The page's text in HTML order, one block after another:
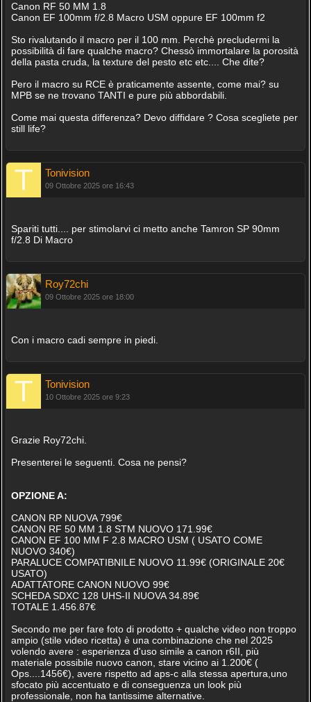
Canon RF 50 MM 1.8
Canon EF 100mm f/2.8 Macro USM oppure EF 100mm f2
Sto rivalutando il macro per il 100 mm. Perchè precludermi la
possibilità di fare qualche macro? Chessò immortalare la porosità
della pasta cruda, la texture del pesto etc etc.... Che dite?
Pero il macro su RCE è praticamente assente, come mai? su
MPB se ne trovano TANTI e pure più abbordabili.
Come mai questa differenza? Devo diffidare ? Cosa scegliete per
still life?
Tonivision
09 Ottobre 2025 ore 16:43
Spariti tutti.... per stimolarvi ci metto anche Tamron SP 90mm
f/2.8 Di Macro
Roy72chi
09 Ottobre 2025 ore 18:00
Con i macro cadi sempre in piedi.
Tonivision
10 Ottobre 2025 ore 9:23
Grazie Roy72chi.
Presenterei le seguenti. Cosa ne pensi?
OPZIONE A:
CANON RP NUOVA 799€
CANON RF 50 MM 1.8 STM NUOVO 171.99€
CANON EF 100 MM F 2.8 MACRO USM ( USATO COME
NUOVO 340€)
PARALUCE COMPATIBNILE NUOVO 11.99€ (ORIGINALE 20€
USATO)
ADATTATORE CANON NUOVO 99€
SCHEDA SDXC 128 UHS-II NUOVA 34.89€
TOTALE 1.456.87€
Secondo me per fare foto di prodotto + qualche video non troppo
ampio (stile video ricetta) è una combinazione che nel 2025
volendo avere : esperienza d'uso simile a canon r6II, più
materiale possibile nuovo canon, stare vicino ai 1.200€ (
Ops....1456€), avere rispetto ad aps-c alla stessa apertura,uno
sfocato più accentuato e di conseguenza un look più
professionale, non ha tantissime alternative.